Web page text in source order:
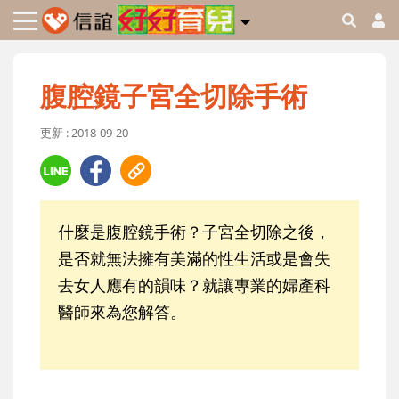
腹腔鏡子宮全切除手術
更新 : 2018-09-20
什麼是腹腔鏡手術？子宮全切除之後，
是否就無法擁有美滿的性生活或是會失
去女人應有的韻味？就讓專業的婦產科
醫師來為您解答。